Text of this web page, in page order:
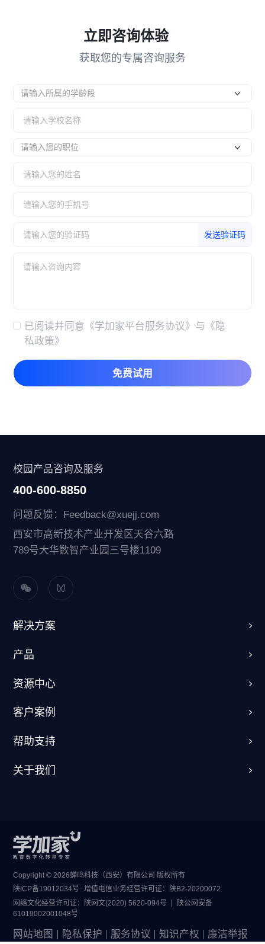
立即咨询体验
获取您的专属咨询服务
请输入所属的学龄段
请输入您的职位
发送验证码
已阅读并同意 《学加家平台服务协议》 与 《隐
私政策》
免费试用
校园产品咨询及服务
400-600-8850
问题反馈：Feedback@xuejj.com
西安市高新技术产业开发区天谷六路
789号大华数智产业园三号楼1109
解决方案
产品
资源中心
客户案例
帮助支持
关于我们
Copyright © 2026蝉鸣科技（西安）有限公司 版权所有
陕ICP备19012034号
增值电信业务经营许可证：
陕B2-20200072
网络文化经营许可证：
陕网文(2020) 5620-094号
陕公网安备
61019002001048号
网站地图 隐私保护 服务协议 知识产权 廉洁举报